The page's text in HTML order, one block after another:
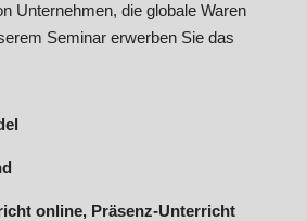
Unternehmen, die globale Waren
Seminar erwerben Sie das
online, Präsenz-Unterricht